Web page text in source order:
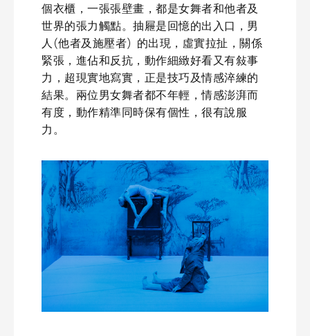
個衣櫃，一張張壁畫，都是女舞者和他者及
世界的張力觸點。抽屜是回憶的出入口，男
人(他者及施壓者) 的出現，虛實拉扯，關係
緊張，進佔和反抗，動作細緻好看又有敍事
力，超現實地寫實，正是技巧及情感淬練的
結果。兩位男女舞者都不年輕，情感澎湃而
有度，動作精準同時保有個性，很有說服
力。